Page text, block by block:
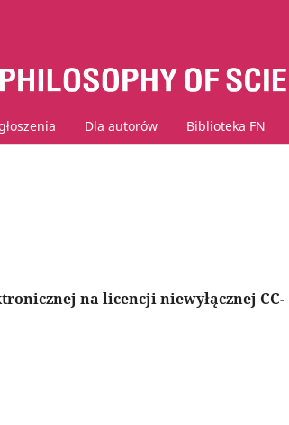
Dla autorów Biblioteka FN
na licencji niewyłącznej CC-